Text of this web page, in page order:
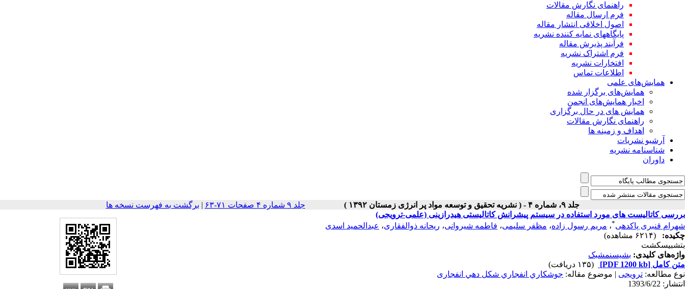
راهنمای نگارش مقالات
فرم ارسال مقاله
اصول اخلاقی انتشار مقاله
پایگاههای نمایه کننده نشریه
فرآیند پذیرش مقاله
فرم اشتراک نشریه
افتخارات نشریه
اطلاعات تماس
همایش‌های علمی
همایش‌های برگزار شده
اخبار همایش‌های انجمن
همایش های در حال برگزاری
راهنمای نگارش مقالات
اهداف و زمینه ها
آرشیو نشریات
شناسنامه نشریه
داوران
جلد ۹، شماره ۴ - ( نشریه تحقیق و توسعه مواد پر انرژی زمستان ۱۳۹۲ ) جلد ۹ شماره ۴ صفحات ۷۱-۶۳ | برگشت به فهرست نسخه ها
بررسی کاتالیست های مورد استفاده در سیستم پیشرانش کاتالیستی هیدرازینی (علمی-ترویجی)
شهرام قنبری پاکدهی*، مریم رسول زاده، مظفر سلیمی، فاطمه شیروانی، ریحانه ذوالفقاری، عبدالحمید اسدی
چکیده:
(۶۲۱۴ مشاهده)
بتشبیسکشت
واژه‌های کلیدی: بشیسنمشبک
متن کامل [PDF 1200 kb]
(۱۳۵ دریافت)
نوع مطالعه: ترویجی | موضوع مقاله: جوشکاري انفجاري شکل دهي انفجاری
انتشار: 1393/6/22